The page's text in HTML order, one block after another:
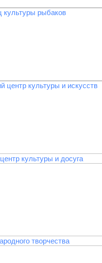
культуры рыбаков
центр культуры и искусств
культуры и досуга
творчества